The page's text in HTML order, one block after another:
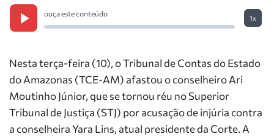
ouça este conteúdo
1x
Nesta terça-feira (10), o Tribunal de Contas do Estado
do Amazonas (TCE-AM) afastou o conselheiro Ari
Moutinho Júnior, que se tornou réu no Superior
Tribunal de Justiça (STJ) por acusação de injúria contra
a conselheira Yara Lins, atual presidente da Corte. A